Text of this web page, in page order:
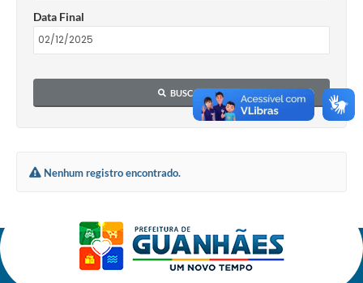
Data Final
BUSCAR
Nenhum registro encontrado.